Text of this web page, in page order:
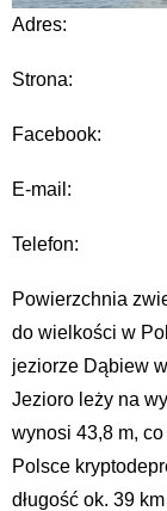
Adres:
Strona:
Facebook:
E-mail:
Telefon:
Powierzchnia
do wielkości w
jeziorze Dąbiew
Jezioro leży na
wynosi 43,8 m,
Polsce
długość ok. 39